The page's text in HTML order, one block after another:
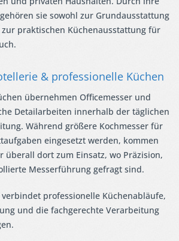
sie sowohl zur Grundausstattung
zur praktischen Küchenausstattung für
& professionelle Küchen
übernehmen Officemesser und
Detailarbeiten innerhalb der täglichen
Während größere Kochmesser für
eingesetzt werden, kommen
überall dort zum Einsatz, wo Präzision,
Messerführung gefragt sind.
professionelle Küchenabläufe,
und die fachgerechte Verarbeitung